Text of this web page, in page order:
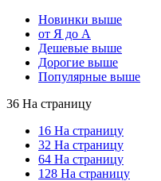
Новинки выше
от Я до А
Дешевые выше
Дорогие выше
Популярные выше
36 На страницу
16 На страницу
32 На страницу
64 На страницу
128 На страницу